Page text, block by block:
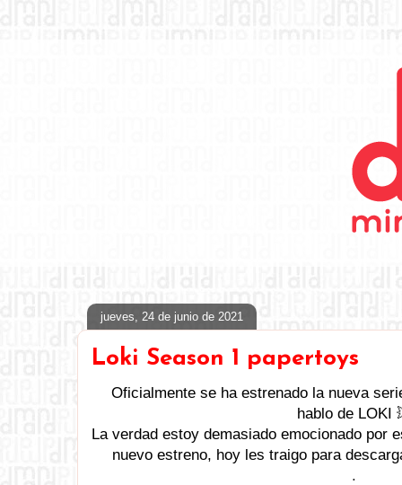
jueves, 24 de junio de 2021
Loki Season 1 papertoys
Oficialmente se ha estrenado la nueva
hablo de LOKI
La verdad estoy demasiado emocionado por
nuevo estreno, hoy les traigo para
.